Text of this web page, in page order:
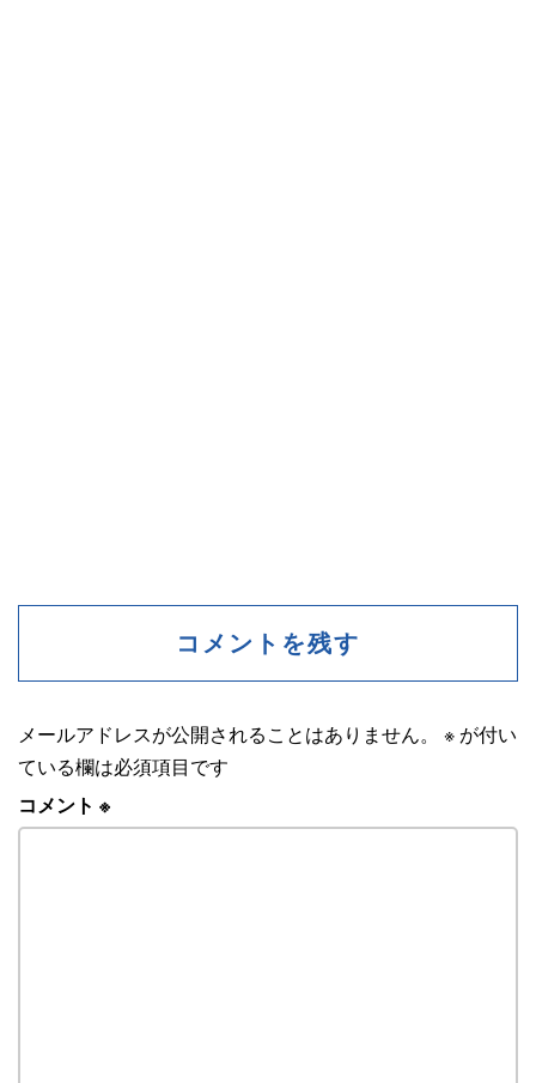
コメントを残す
メールアドレスが公開されることはありません。 ※ が付い
ている欄は必須項目です
コメント ※